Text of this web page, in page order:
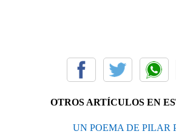
OTROS ARTÍCULOS EN
UN POEMA DE PILAR